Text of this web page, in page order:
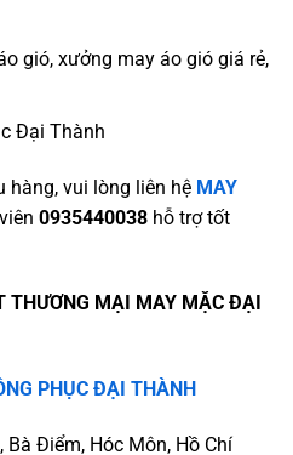
gió, xưởng may áo gió giá rẻ,
Đại Thành
hàng, vui lòng liên hệ MAY
0935440038 hỗ trợ tốt
THƯƠNG MẠI MAY MẶC ĐẠI
PHỤC ĐẠI THÀNH
Điểm, Hóc Môn, Hồ Chí